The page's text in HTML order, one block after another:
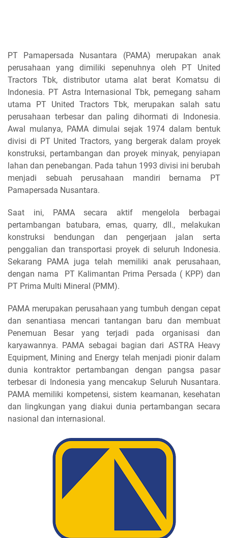
PT Pamapersada Nusantara (PAMA) merupakan anak
perusahaan yang dimiliki sepenuhnya oleh PT United
Tractors Tbk, distributor utama alat berat Komatsu di
Indonesia. PT Astra Internasional Tbk, pemegang saham
utama PT United Tractors Tbk, merupakan salah satu
perusahaan terbesar dan paling dihormati di Indonesia.
Awal mulanya, PAMA dimulai sejak 1974 dalam bentuk
divisi di PT United Tractors, yang bergerak dalam proyek
konstruksi, pertambangan dan proyek minyak, penyiapan
lahan dan penebangan. Pada tahun 1993 divisi ini berubah
menjadi sebuah perusahaan mandiri bernama PT
Pamapersada Nusantara.
Saat ini, PAMA secara aktif mengelola berbagai
pertambangan batubara, emas, quarry, dll., melakukan
konstruksi bendungan dan pengerjaan jalan serta
penggalian dan transportasi proyek di seluruh Indonesia.
Sekarang PAMA juga telah memiliki anak perusahaan,
dengan nama PT Kalimantan Prima Persada ( KPP) dan
PT Prima Multi Mineral (PMM).
PAMA merupakan perusahaan yang tumbuh dengan cepat
dan senantiasa mencari tantangan baru dan membuat
Penemuan Besar yang terjadi pada organisasi dan
karyawannya. PAMA sebagai bagian dari ASTRA Heavy
Equipment, Mining and Energy telah menjadi pionir dalam
dunia kontraktor pertambangan dengan pangsa pasar
terbesar di Indonesia yang mencakup Seluruh Nusantara.
PAMA memiliki kompetensi, sistem keamanan, kesehatan
dan lingkungan yang diakui dunia pertambangan secara
nasional dan internasional.